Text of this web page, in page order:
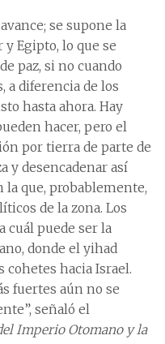
se supone la
y Egipto, lo que se
paz, si no cuando
a diferencia de los
hasta ahora. Hay
hacer, pero el
por tierra de parte de
y desencadenar así
la que, probablemente,
de la zona. Los
cuál puede ser la
donde el yihad
cohetes hacia Israel.
fuertes aún no se
señaló el
Imperio Otomano y la